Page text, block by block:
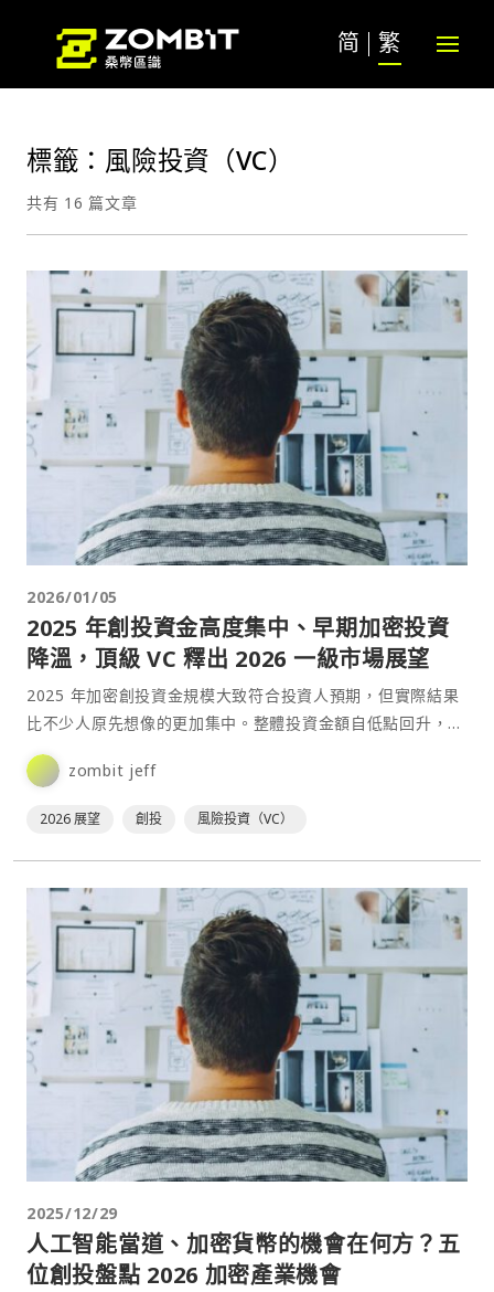
简 繁
標籤：風險投資（VC）
共有 16 篇文章
2026/01/05
2025 年創投資金高度集中、早期加密投資
降溫，頂級 VC 釋出 2026 一級市場展望
2025 年加密創投資金規模大致符合投資人預期，但實際結果
比不少人原先想像的更加集中。整體投資金額自低點回升，然
而多數資金流向少數公司與策略，使早期創業者面臨近年來⋯
zombit jeff
2026 展望 創投 風險投資（VC）
2025/12/29
人工智能當道、加密貨幣的機會在何方？五
位創投盤點 2026 加密產業機會